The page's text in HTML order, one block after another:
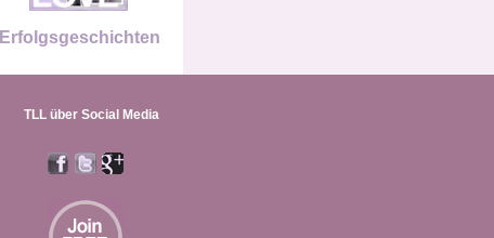
Erfolgsgeschichten
TLL über Social Media